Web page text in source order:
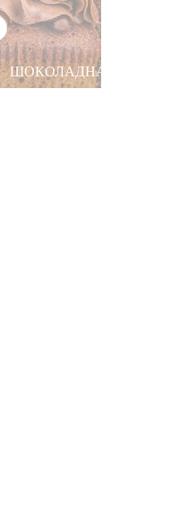
ШОКОЛАДНАЯ